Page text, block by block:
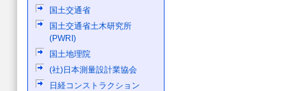
国土交通省
国土交通省土木研究所
(PWRI)
国土地理院
(社)日本測量設計業協会
日経コンストラクション